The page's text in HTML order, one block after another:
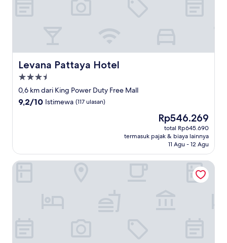
Levana Pattaya Hotel
Levana Pattaya Hotel
Properti
bintang
3.5
0,6 km dari King Power Duty Free Mall
9.2
9,2/10 Istimewa (117 ulasan)
Harga
sekarang
Rp546.269
Rp546.269
total Rp645.690
termasuk pajak & biaya lainnya
11 Agu - 12 Agu
M Place Pattaya